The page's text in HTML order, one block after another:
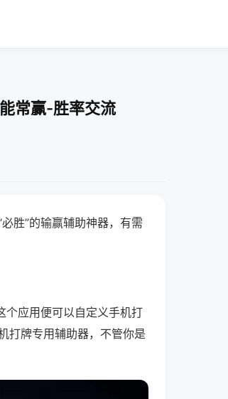
常赢-胜率交流
胜”的输赢辅助神器，有需
个应用便可以自定义手机打
打牌专用辅助器，不管你是